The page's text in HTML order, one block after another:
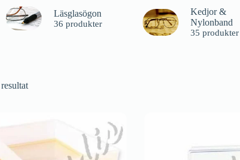
Läsglasögon
36 produkter
Kedjor &
Nylonband
35 produkter